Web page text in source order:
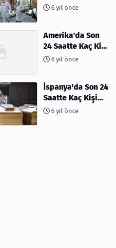
Öldü6 yıl önce
Amerika'da Son
24 Saatte Kaç Kişi
Öldü - 06 Nisan
6 yıl önce
İspanya'da Son 24
Saatte Kaç Kişi
Öldü6 yıl önce